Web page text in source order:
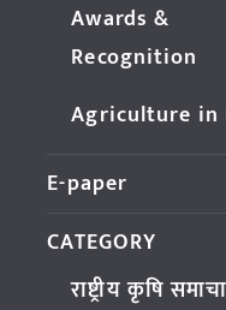
Awards &
Recognition
Agriculture in
E-paper
CATEGORY
राष्ट्रीय कृषि